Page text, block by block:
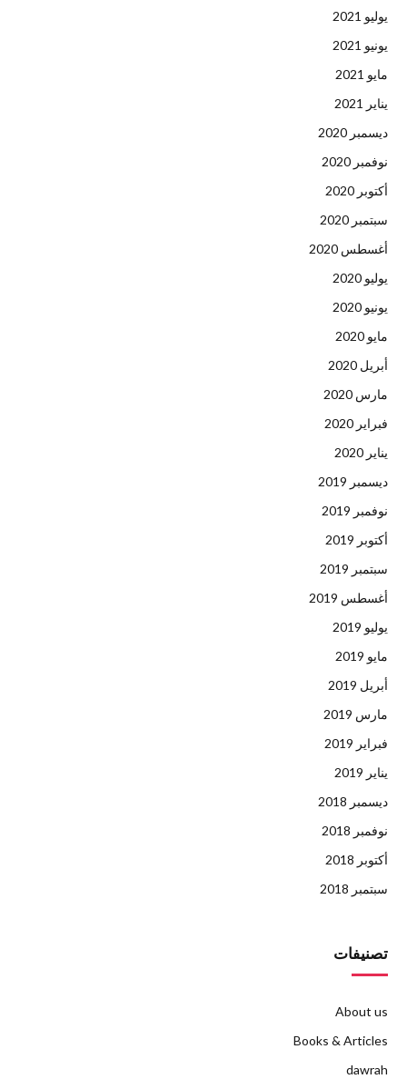
يوليو 2021
يونيو 2021
مايو 2021
يناير 2021
ديسمبر 2020
نوفمبر 2020
أكتوبر 2020
سبتمبر 2020
أغسطس 2020
يوليو 2020
يونيو 2020
مايو 2020
أبريل 2020
مارس 2020
فبراير 2020
يناير 2020
ديسمبر 2019
نوفمبر 2019
أكتوبر 2019
سبتمبر 2019
أغسطس 2019
يوليو 2019
مايو 2019
أبريل 2019
مارس 2019
فبراير 2019
يناير 2019
ديسمبر 2018
نوفمبر 2018
أكتوبر 2018
سبتمبر 2018
تصنيفات
About us
Books & Articles
dawrah